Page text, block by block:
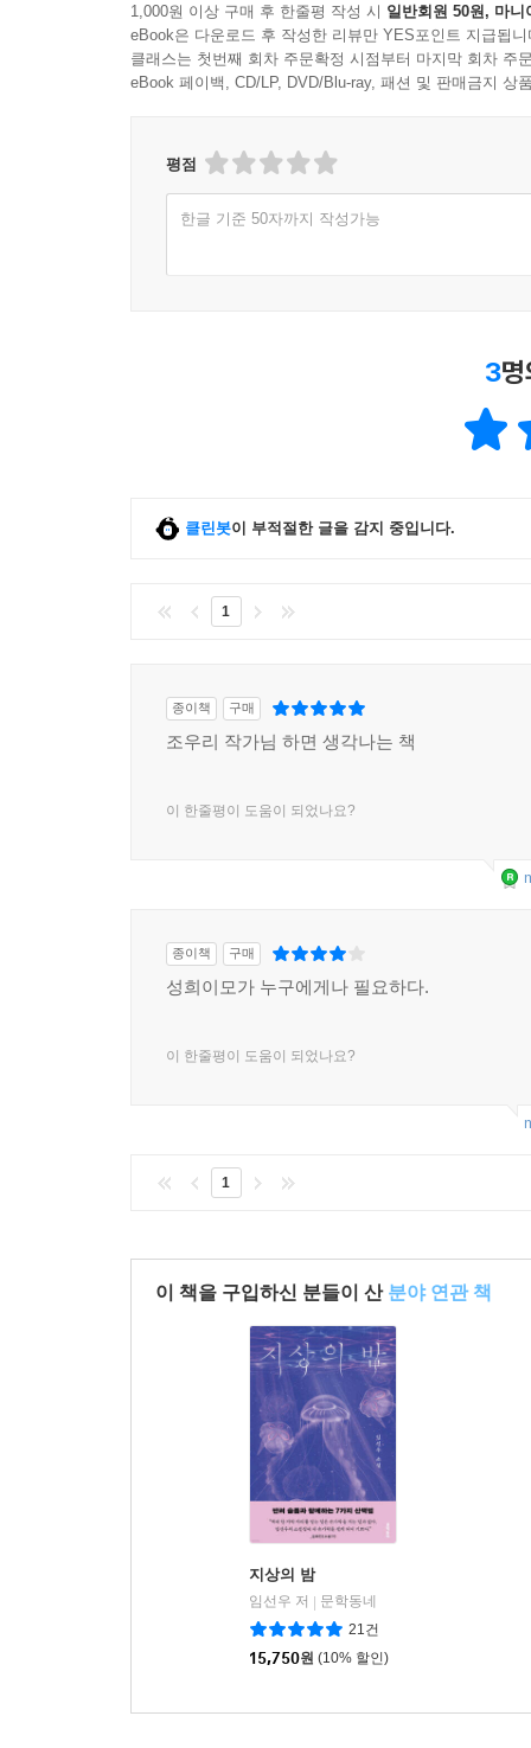
1,000원 이상 구매 후 한줄평 작성 시 일반회원 50원, 마니
eBook은 다운로드 후 작성한 리뷰만 YES포인트 지급됩니
클래스는 첫번째 회차 주문확정 시점부터 마지막 회차 주
eBook 페이백, CD/LP, DVD/Blu-ray, 패션 및 판매금지 상
평점
한글 기준 50자까지 작성가능
3
클린봇이 부적절한 글을 감지 중입니다.
1
종이책 구매
조우리 작가님 하면 생각나는 책
이 한줄평이 도움이 되었나요?
종이책 구매
성희이모가 누구에게나 필요하다.
이 한줄평이 도움이 되었나요?
1
이 책을 구입하신 분들이 산 분야 연관 책
지상의 밤
임선우 저
문학동네
21건
15,750원 (10% 할인)